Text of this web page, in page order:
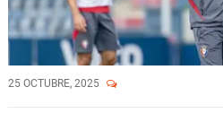
25 OCTUBRE, 2025